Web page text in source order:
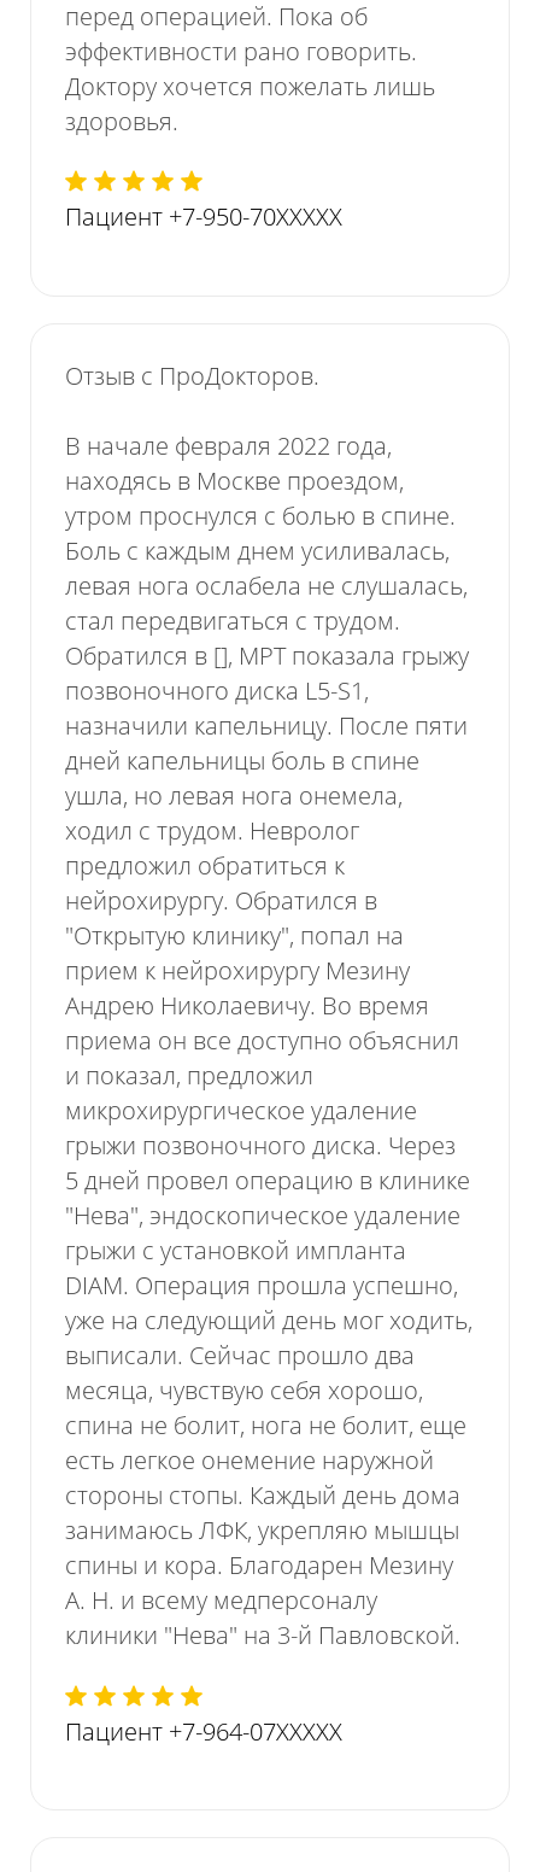
перед операцией. Пока об
эффективности рано говорить.
Доктору хочется пожелать лишь
здоровья.
Пациент +7-950-70XXXXX
Отзыв с ПроДокторов.
В начале февраля 2022 года,
находясь в Москве проездом,
утром проснулся с болью в спине.
Боль с каждым днем усиливалась,
левая нога ослабела не слушалась,
стал передвигаться с трудом.
Обратился в [], МРТ показала грыжу
позвоночного диска L5-S1,
назначили капельницу. После пяти
дней капельницы боль в спине
ушла, но левая нога онемела,
ходил с трудом. Невролог
предложил обратиться к
нейрохирургу. Обратился в
"Открытую клинику", попал на
прием к нейрохирургу Мезину
Андрею Николаевичу. Во время
приема он все доступно объяснил
и показал, предложил
микрохирургическое удаление
грыжи позвоночного диска. Через
5 дней провел операцию в клинике
"Нева", эндоскопическое удаление
грыжи с установкой импланта
DIAM. Операция прошла успешно,
уже на следующий день мог ходить,
выписали. Сейчас прошло два
месяца, чувствую себя хорошо,
спина не болит, нога не болит, еще
есть легкое онемение наружной
стороны стопы. Каждый день дома
занимаюсь ЛФК, укрепляю мышцы
спины и кора. Благодарен Мезину
А. Н. и всему медперсоналу
клиники "Нева" на 3-й Павловской.
Пациент +7-964-07XXXXX
Пожалуйста, оцените по пятибалльной
шкале общее впечатление от визита
в нашу клинику.